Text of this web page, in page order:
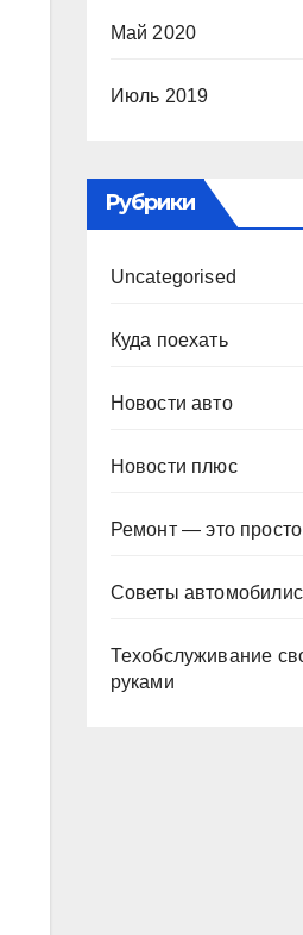
Май 2020
Июль 2019
Рубрики
Uncategorised
Куда поехать
Новости авто
Новости плюс
Ремонт — это просто
Советы
Техобслуживание
руками